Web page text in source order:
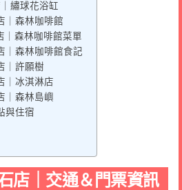
繡球花浴缸
｜森林咖啡館
｜森林咖啡館菜單
｜森林咖啡館食記
｜許願樹
｜冰淇淋店
｜森林島嶼
與住宿
店｜交通＆門票資訊